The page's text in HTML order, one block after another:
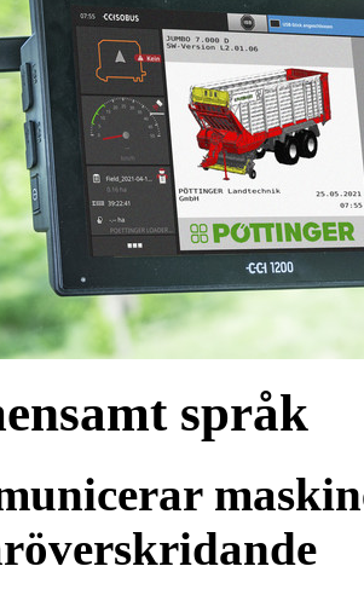
språk